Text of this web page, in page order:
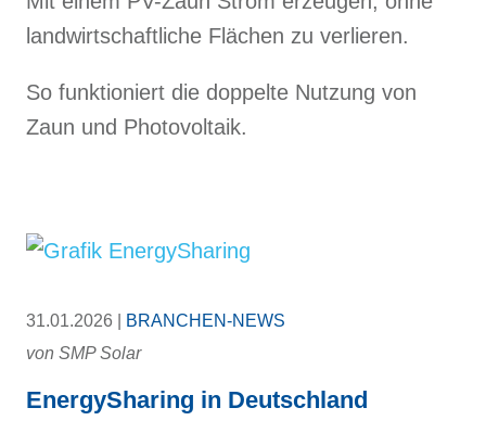
landwirtschaftliche Flächen zu verlieren.
So funktioniert die doppelte Nutzung von
Zaun und Photovoltaik.
31.01.2026 |
BRANCHEN-NEWS
von SMP Solar
EnergySharing in Deutschland